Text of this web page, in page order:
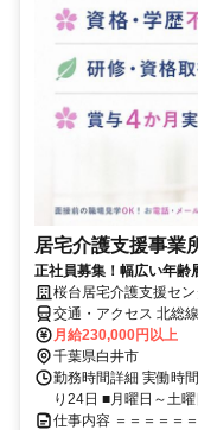
居宅介護支援事業
正社員募集！幅広い年齢
桜台居宅介護支援セン
交通・アクセス 北総
月給230,000円以上
千葉県白井市
勤務時間詳細 実働時
り24日 ■月曜日～土
仕事内容 ＝＝＝＝＝